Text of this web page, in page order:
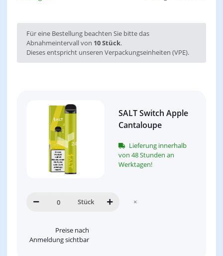
x
Für eine Bestellung beachten Sie bitte das
Abnahmeintervall von 10 Stück.
Dieses entspricht unseren Verpackungseinheiten (VPE).
SALT Switch Apple
Cantaloupe
Lieferung innerhalb
von 48 Stunden an
Werktagen!
Stück ×
Preise nach
Anmeldung sichtbar